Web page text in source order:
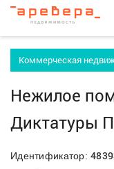
Коммерческая
Нежилое
Диктатуры
Идентификатор: